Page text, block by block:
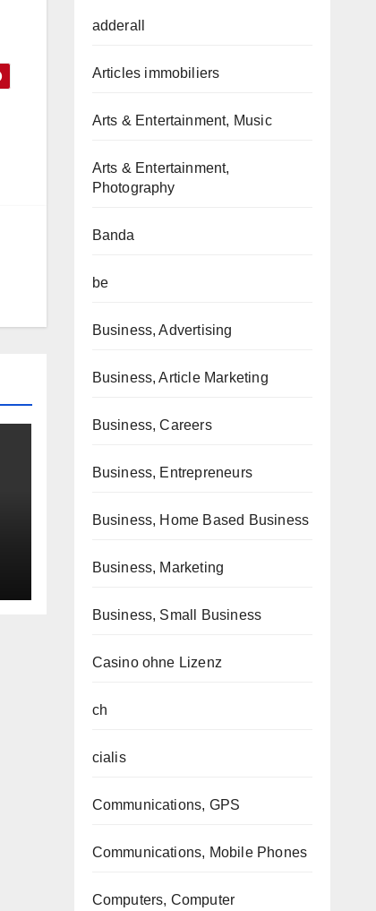
adderall
Articles immobiliers
Arts & Entertainment, Music
Arts & Entertainment,
Photography
Banda
be
Business, Advertising
Business, Article Marketing
Business, Careers
Business, Entrepreneurs
Business, Home Based Business
Business, Marketing
Business, Small Business
Casino ohne Lizenz
ch
cialis
Communications, GPS
Communications, Mobile Phones
Computers, Computer